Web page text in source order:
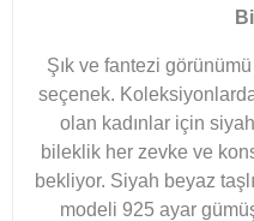
Şık ve fantezi
seçenek.
olan kadınlar için
bileklik her zevke ve
bekliyor. Siyah beyaz
modeli 925 ayar